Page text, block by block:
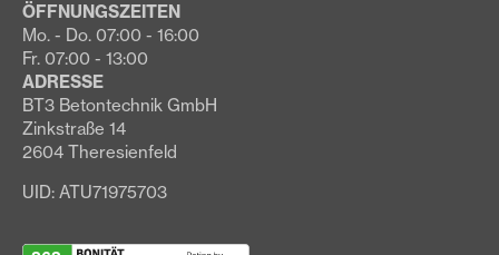
ÖFFNUNGSZEITEN
Mo. - Do. 07:00 - 16:00
Fr. 07:00 - 13:00
ADRESSE
BT3 Betontechnik GmbH
Zinkstraße 14
2604 Theresienfeld
UID: ATU71975703